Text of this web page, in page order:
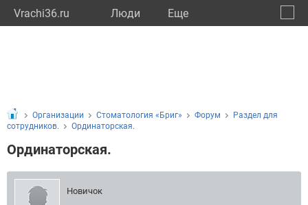
Vrachi36.ru Люди Eще
Организации Стоматология «Бриг» Форум
Раздел для
сотрудников.
Ординаторская.
Ординаторская.
Новичок